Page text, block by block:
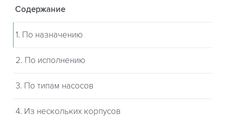
Содержание
1. По назначению
2. По исполнению
3. По типам насосов
4. Из нескольких корпусов